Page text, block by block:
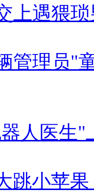
岁的阿梅开
却出了意外
向她主张民
保险公司理
绝赔偿，引
靖江法院审
公司赔偿11
的时候说的
的逻辑，撞
上遇猥
管理员"
人医生"
跳小苹